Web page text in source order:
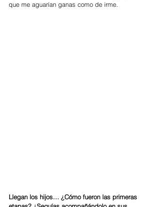
que me aguarían ganas como de irme.
Llegan los hijos… ¿Cómo fueron las primeras